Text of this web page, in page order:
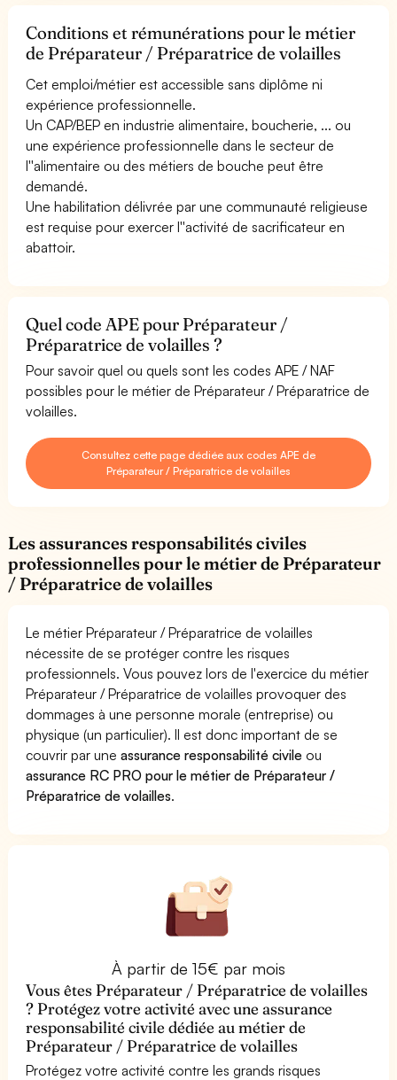
Conditions et rémunérations pour le métier
de Préparateur / Préparatrice de volailles
Cet emploi/métier est accessible sans diplôme ni
expérience professionnelle.
Un CAP/BEP en industrie alimentaire, boucherie, ... ou
une expérience professionnelle dans le secteur de
l''alimentaire ou des métiers de bouche peut être
demandé.
Une habilitation délivrée par une communauté religieuse
est requise pour exercer l''activité de sacrificateur en
abattoir.
Quel code APE pour Préparateur /
Préparatrice de volailles ?
Pour savoir quel ou quels sont les codes APE / NAF
possibles pour le métier de Préparateur / Préparatrice de
volailles.
Consultez cette page dédiée aux codes APE de
Préparateur / Préparatrice de volailles
Les assurances responsabilités civiles
professionnelles pour le métier de Préparateur
/ Préparatrice de volailles
Le métier Préparateur / Préparatrice de volailles
nécessite de se protéger contre les risques
professionnels. Vous pouvez lors de l'exercice du métier
Préparateur / Préparatrice de volailles provoquer des
dommages à une personne morale (entreprise) ou
physique (un particulier). Il est donc important de se
couvrir par uneassurance responsabilité civile ou
assurance RC PRO pour le métier de Préparateur /
Préparatrice de volailles.
À partir de 15€ par mois
Vous êtes Préparateur / Préparatrice de volailles
? Protégez votre activité avec une assurance
responsabilité civile dédiée au métier de
Préparateur / Préparatrice de volailles
Protégez votre activité contre les grands risques